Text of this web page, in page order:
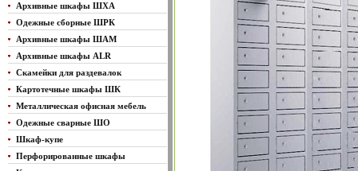
Архивные шкафы ШХА
Одежные сборные ШРК
Архивные шкафы ШАМ
Архивные шкафы ALR
Скамейки для раздевалок
Картотечные шкафы ШК
Металлическая офисная мебель
Одежные сварные ШО
Шкаф-купе
Перфорированные шкафы